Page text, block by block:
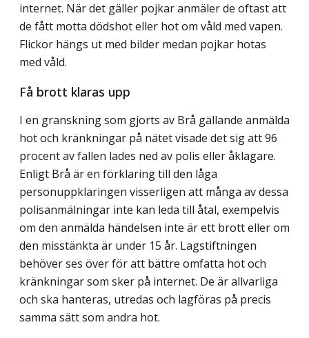
internet. När det gäller pojkar anmäler de oftast att
de fått motta dödshot eller hot om våld med vapen.
Flickor hängs ut med bilder medan pojkar hotas
med våld.
Få brott klaras upp
I en granskning som gjorts av Brå gällande anmälda
hot och kränkningar på nätet visade det sig att 96
procent av fallen lades ned av polis eller åklagare.
Enligt Brå är en förklaring till den låga
personuppklaringen visserligen att många av dessa
polisanmälningar inte kan leda till åtal, exempelvis
om den anmälda händelsen inte är ett brott eller om
den misstänkta är under 15 år. Lagstiftningen
behöver ses över för att bättre omfatta hot och
kränkningar som sker på internet. De är allvarliga
och ska hanteras, utredas och lagföras på precis
samma sätt som andra hot.